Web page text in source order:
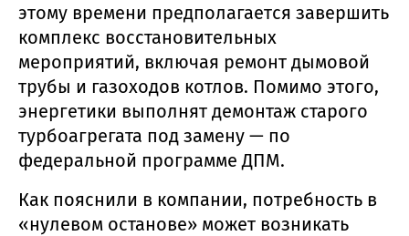
этому времени предполагается завершить
комплекс восстановительных
мероприятий, включая ремонт дымовой
трубы и газоходов котлов. Помимо этого,
энергетики выполнят демонтаж старого
турбоагрегата под замену — по
федеральной программе ДПМ.
Как пояснили в компании, потребность в
«нулевом останове» может возникать